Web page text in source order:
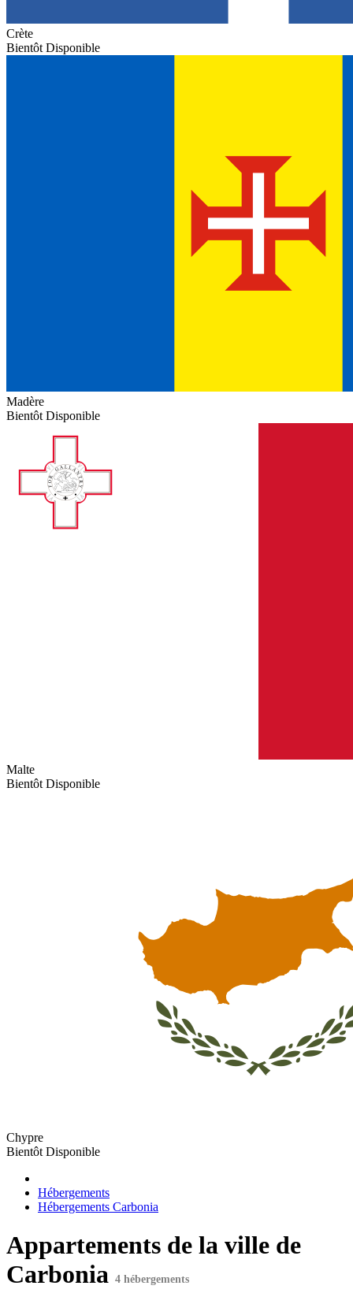
Crète
Bientôt Disponible
Madère
Bientôt Disponible
Malte
Bientôt Disponible
Chypre
Bientôt Disponible
Hébergements
Hébergements Carbonia
Appartements de la ville de
Carbonia 4 hébergements